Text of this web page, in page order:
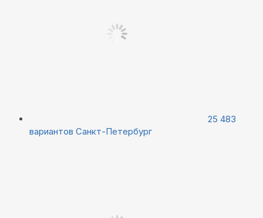
25 483
вариантов Санкт-Петербург